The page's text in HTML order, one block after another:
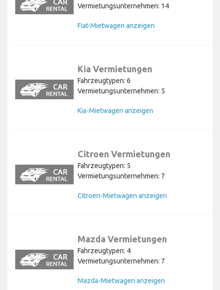
Vermietungsunternehmen: 14
Fiat-Mietwagen anzeigen
Kia Vermietungen
Fahrzeugtypen: 6
Vermietungsunternehmen: 5
Kia-Mietwagen anzeigen
Citroen Vermietungen
Fahrzeugtypen: 5
Vermietungsunternehmen: 7
Citroen-Mietwagen anzeigen
Mazda Vermietungen
Fahrzeugtypen: 4
Vermietungsunternehmen: 7
Mazda-Mietwagen anzeigen